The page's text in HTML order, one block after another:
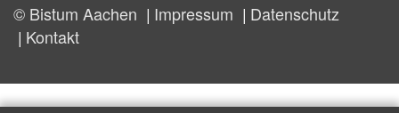
© Bistum Aachen Impressum
Datenschutz
Kontakt